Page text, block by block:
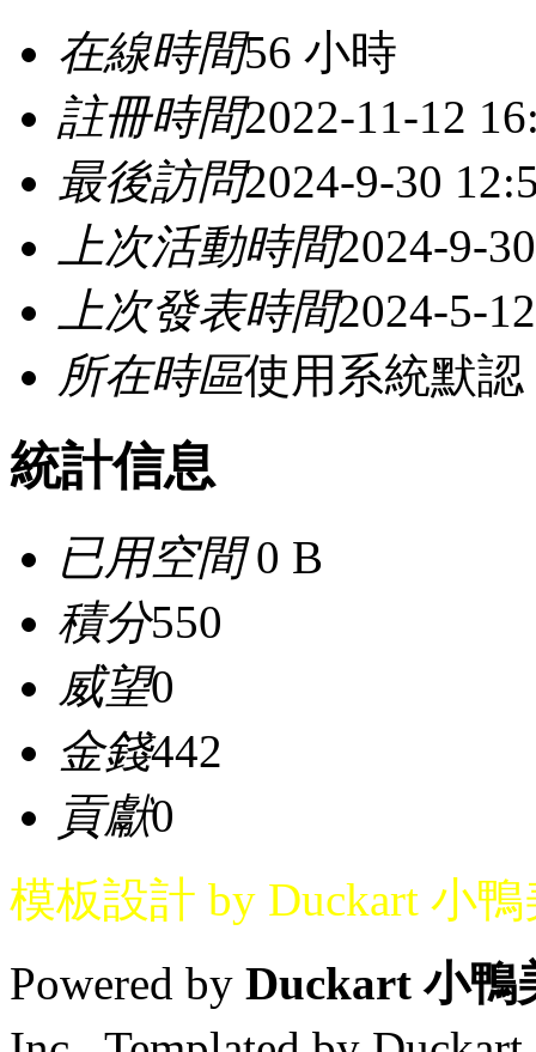
在線時間56 小時
註冊時間2022-11-12
最後訪問2024-9-30
上次活動時間2024-9-
上次發表時間2024-5-
所在時區使用系統默認
統計信息
已用空間0 B
積分550
威望0
金錢442
貢獻0
模板設計 by Duckart 小
Powered by Duckart 小鴨